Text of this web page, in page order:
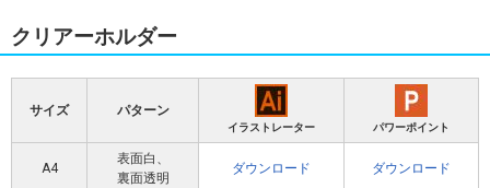
クリアーホルダー
サイズ パターン
イラストレーター パワーポイント
A4
表面白、
裏面透明
ダウンロード ダウンロード